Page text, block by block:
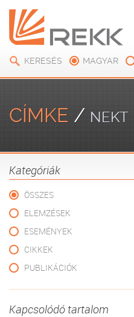
KERESÉS MAGYAR
CÍMKE / NEKT
Kategóriák
ÖSSZES
ELEMZÉSEK
ESEMÉNYEK
CIKKEK
PUBLIKÁCIÓK
Kapcsolódó tartalom